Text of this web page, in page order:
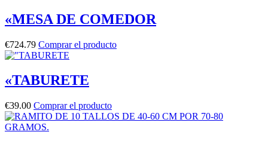
«MESA DE COMEDOR
€724.79 Comprar el producto
«TABURETE
€39.00 Comprar el producto